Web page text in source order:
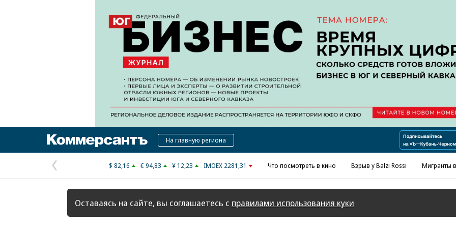
Реклама в «Ъ» www.kommersant.ru/ad
КоммерсантъНа главную региона
Предыдущая
страница
$ 82,16 € 94,83 ¥ 12,23 IMOEX 2281,31 Что посмотреть в кино Взрыв у Balzi Rossi Мигранты
Оставаясь на сайте, вы соглашаетесь с правилами использования куки